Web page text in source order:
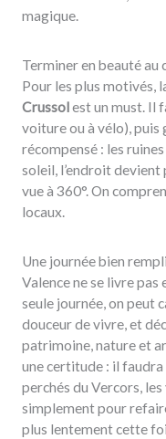
magique.
Terminer en beauté au
Pour les plus motivés,
Crussolest un must. Il
voiture ou à vélo), puis
récompensé : les
soleil, l’endroit devient
vue à 360°. On
locaux.
Une journée bien
Valence ne se livre pas
seule journée, on peut
douceur de vivre, et
patrimoine, nature et
une certitude : il
perchés du Vercors,
simplement pour
plus lentement cette